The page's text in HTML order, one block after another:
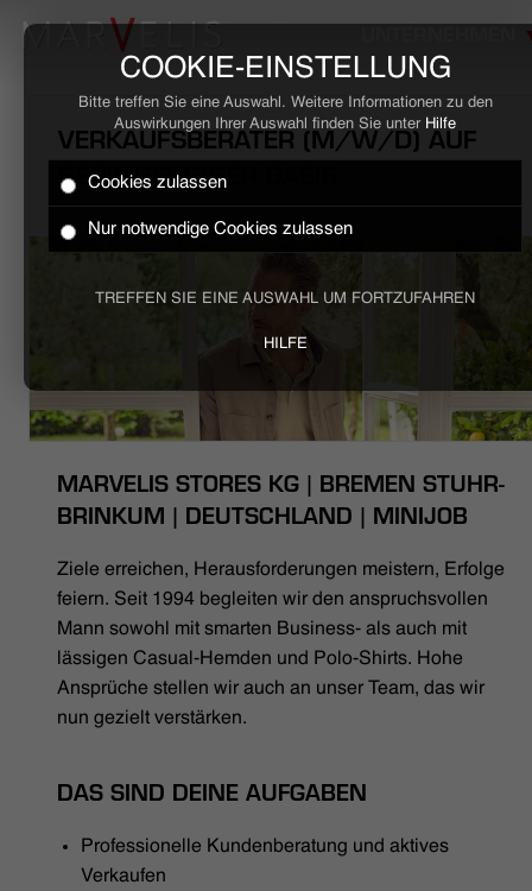
COOKIE-EINSTELLUNG
Bitte treffen Sie eine Auswahl. Weitere Informationen zu den
Auswirkungen Ihrer Auswahl finden Sie unter Hilfe
Cookies zulassen
Nur notwendige Cookies zulassen
TREFFEN SIE EINE AUSWAHL UM FORTZUFAHREN
HILFE
HOME
STELLENANGEBOTE
NACHHALTIGKEIT
VERKAUFSBERATER (M/W/D) AUF
GERINGFÜGIGER BASIS
MARVELIS STORES KG | BREMEN STUHR-
BRINKUM | DEUTSCHLAND | MINIJOB
Ziele erreichen, Herausforderungen meistern, Erfolge
feiern. Seit 1994 begleiten wir den anspruchsvollen
Mann sowohl mit smarten Business- als auch mit
lässigen Casual-Hemden und Polo-Shirts. Hohe
Ansprüche stellen wir auch an unser Team, das wir
nun gezielt verstärken.
DAS SIND DEINE AUFGABEN
Professionelle Kundenberatung und aktives
Verkaufen